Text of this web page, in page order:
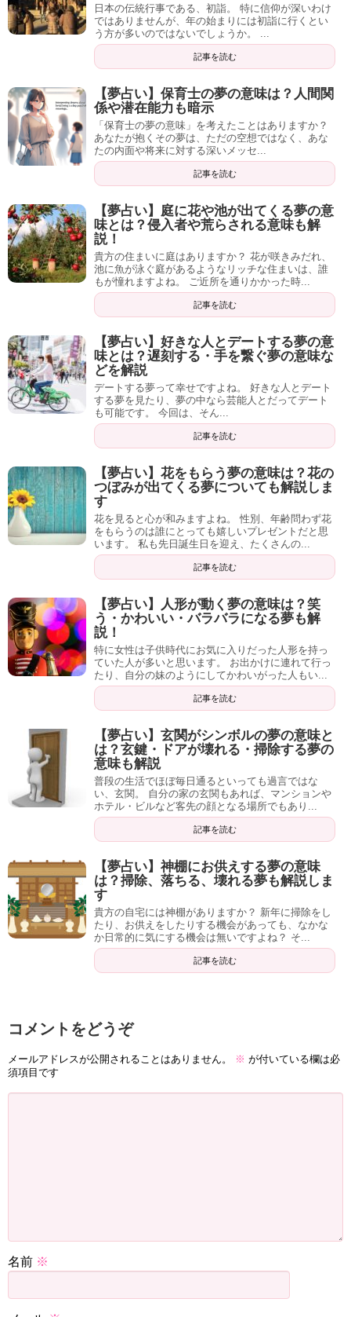
日本の伝統行事である、初詣。 特に信仰が深いわけ
ではありませんが、年の始まりには初詣に行くとい
う方が多いのではないでしょうか。 ...
記事を読む
【夢占い】保育士の夢の意味は？人間関
係や潜在能力も暗示
「保育士の夢の意味」を考えたことはありますか？
あなたが抱くその夢は、ただの空想ではなく、あな
たの内面や将来に対する深いメッセ...
記事を読む
【夢占い】庭に花や池が出てくる夢の意
味とは？侵入者や荒らされる意味も解
説！
貴方の住まいに庭はありますか？ 花が咲きみだれ、
池に魚が泳ぐ庭があるようなリッチな住まいは、誰
もが憧れますよね。 ご近所を通りかかった時...
記事を読む
【夢占い】好きな人とデートする夢の意
味とは？遅刻する・手を繋ぐ夢の意味な
どを解説
デートする夢って幸せですよね。 好きな人とデート
する夢を見たり、夢の中なら芸能人とだってデート
も可能です。 今回は、そん...
記事を読む
【夢占い】花をもらう夢の意味は？花の
つぼみが出てくる夢についても解説しま
す
花を見ると心が和みますよね。 性別、年齢問わず花
をもらうのは誰にとっても嬉しいプレゼントだと思
います。 私も先日誕生日を迎え、たくさんの...
記事を読む
【夢占い】人形が動く夢の意味は？笑
う・かわいい・バラバラになる夢も解
説！
特に女性は子供時代にお気に入りだった人形を持っ
ていた人が多いと思います。 お出かけに連れて行っ
たり、自分の妹のようにしてかわいがった人もい...
記事を読む
【夢占い】玄関がシンボルの夢の意味と
は？玄鍵・ドアが壊れる・掃除する夢の
意味も解説
普段の生活でほぼ毎日通るといっても過言ではな
い、玄関。 自分の家の玄関もあれば、マンションや
ホテル・ビルなど客先の顔となる場所でもあり...
記事を読む
【夢占い】神棚にお供えする夢の意味
は？掃除、落ちる、壊れる夢も解説しま
す
貴方の自宅には神棚がありますか？ 新年に掃除をし
たり、お供えをしたりする機会があっても、なかな
か日常的に気にする機会は無いですよね？ そ...
記事を読む
コメントをどうぞ
メールアドレスが公開されることはありません。 ※ が付いている欄は必
須項目です
名前 ※